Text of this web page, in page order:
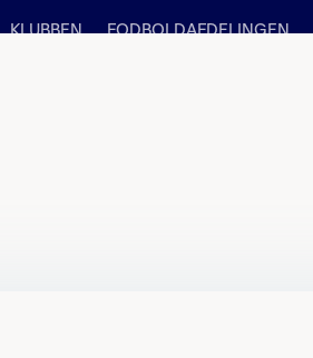
KLUBBEN FODBOLDAFDELINGEN